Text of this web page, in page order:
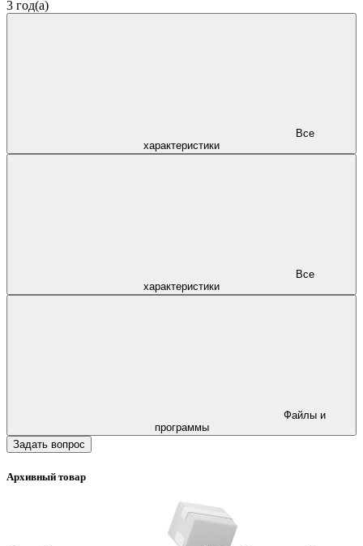
3 год(а)
характеристики
характеристики
программы
Задать вопрос
Архивный товар